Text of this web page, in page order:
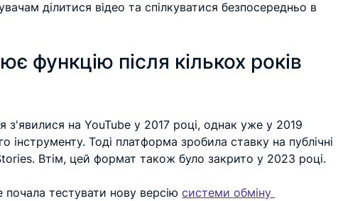
ділитися відео та спілкуватися безпосередньо в
функцію після кількох років
з'явилися на YouTube у 2017 році, однак уже у 2019
інструменту. Тоді платформа зробила ставку на публічні
Втім, цей формат також було закрито у 2023 році.
почала тестувати нову версію системи обміну